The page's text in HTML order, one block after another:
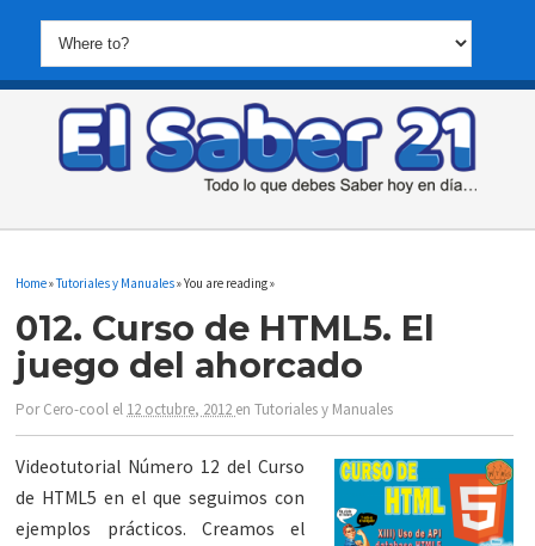
Home»Tutoriales y Manuales» You are reading »
012. Curso de HTML5. El
juego del ahorcado
PorCero-cool el 12 octubre, 2012 enTutoriales y Manuales
Videotutorial Número 12 del Curso
de HTML5 en el que seguimos con
ejemplos prácticos. Creamos el